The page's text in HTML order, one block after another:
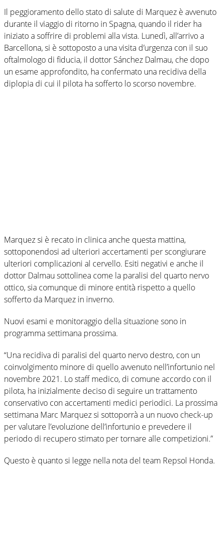
Il peggioramento dello stato di salute di Marquez è avvenuto
durante il viaggio di ritorno in Spagna, quando il rider ha
iniziato a soffrire di problemi alla vista. Lunedì, all’arrivo a
Barcellona, si è sottoposto a una visita d’urgenza con il suo
oftalmologo di fiducia, il dottor Sánchez Dalmau, che dopo
un esame approfondito, ha confermato una recidiva della
diplopia di cui il pilota ha sofferto lo scorso novembre.
Marquez si è recato in clinica anche questa mattina,
sottoponendosi ad ulteriori accertamenti per scongiurare
ulteriori complicazioni al cervello. Esiti negativi e anche il
dottor Dalmau sottolinea come la paralisi del quarto nervo
ottico, sia comunque di minore entità rispetto a quello
sofferto da Marquez in inverno.
Nuovi esami e monitoraggio della situazione sono in
programma settimana prossima.
“Una recidiva di paralisi del quarto nervo destro, con un
coinvolgimento minore di quello avvenuto nell’infortunio nel
novembre 2021. Lo staff medico, di comune accordo con il
pilota, ha inizialmente deciso di seguire un trattamento
conservativo con accertamenti medici periodici. La prossima
settimana Marc Marquez si sottoporrà a un nuovo check-up
per valutare l’evoluzione dell’infortunio e prevedere il
periodo di recupero stimato per tornare alle competizioni.”
Questo è quanto si legge nella nota del team Repsol Honda.